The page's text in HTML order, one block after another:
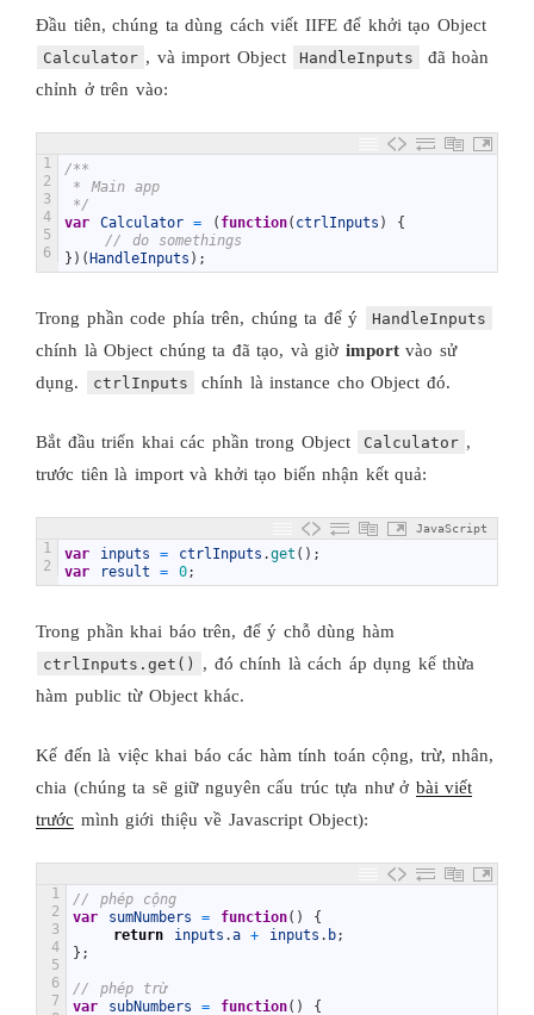
Đầu tiên, chúng ta dùng cách viết IIFE để khởi tạo Object
Calculator , và import Object HandleInputs
đã hoàn
chỉnh ở trên vào:
1
2
3
4
5
6
/**
* Main app
*/
var
Calculator = ( function( ctrlInputs )
{
// do somethings
} ) ( HandleInputs ) ;
Trong phần code phía trên, chúng ta để ý HandleInputs
chính là Object chúng ta đã tạo, và giờ importvào sử
dụng.
ctrlInputs chính là instance cho Object đó.
Bắt đầu triển khai các phần trong Object Calculator ,
trước tiên là import và khởi tạo biến nhận kết quả:
JavaScript
1
2
var inputs = ctrlInputs .get ( ) ;
var
result = 0;
Trong phần khai báo trên, để ý chỗ dùng hàm
ctrlInputs.get()
, đó chính là cách áp dụng kế thừa
hàm public từ Object khác.
Kế đến là việc khai báo các hàm tính toán cộng, trừ, nhân,
chia (chúng ta sẽ giữ nguyên cấu trúc tựa như ở bài viết
trước mình giới thiệu về Javascript Object):
1
2
3
4
5
6
7
// phép cộng
var
sumNumbers = function( )
{
return
inputs .a + inputs . b;
} ;
// phép trừ
var
subNumbers = function( ) {